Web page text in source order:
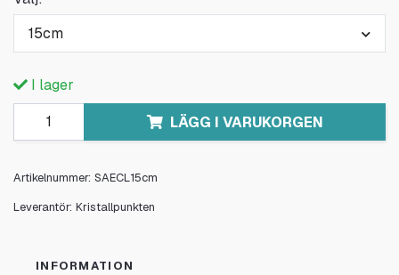
15cm
I lager
LÄGG I VARUKORGEN
Artikelnummer: SAECL15cm
Leverantör: Kristallpunkten
INFORMATION